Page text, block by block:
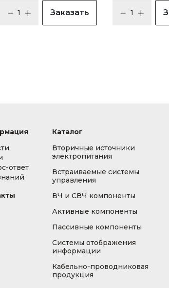
Заказать
ответ
Каталог
Вторичные источники
электропитания
Встраиваемые системы
управления
ВЧ и СВЧ компоненты
Активные компоненты
Пассивные компоненты
Системы отображения
информации
Кабельно-проводниковая
продукция